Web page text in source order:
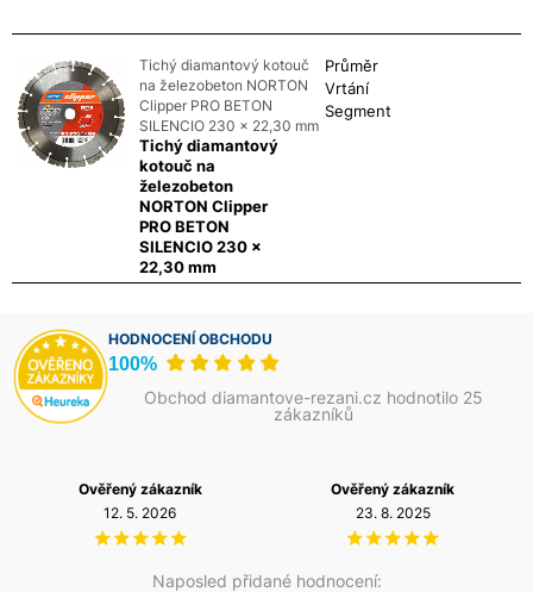
Tichý diamantový kotouč
na železobeton NORTON
Clipper PRO BETON
SILENCIO 230 x 22,30 mm
Tichý diamantový
kotouč na
železobeton
NORTON Clipper
PRO BETON
SILENCIO 230 x
22,30 mm
Průměr
Vrtání
Segment
HODNOCENÍ OBCHODU
100%
Obchod diamantove-rezani.cz hodnotilo 25
zákazníků
Naposled přidané hodnocení:
Ověřený zákazník
12. 5. 2026
Ověřený zákazník
23. 8. 2025